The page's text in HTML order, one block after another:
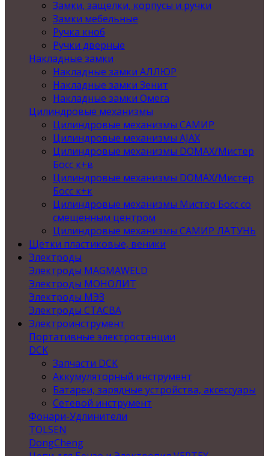
Замки, защелки, корпусы и ручки
Замки мебельные
Ручка кноб
Ручки дверные
Накладные замки
Накладные замки АЛЛЮР
Накладные замки Зенит
Накладные замки Омега
Цилиндровые механизмы
Цилиндровые механизмы САМИР
Цилиндровые механизмы AJAX
Цилиндровые механизмы DOMAX/Мистер
Босс к+в
Цилиндровые механизмы DOMAX/Мистер
Босс к+к
Цилиндровые механизмы Мистер Босс со
смещенным центром
Цилиндровые механизмы САМИР ЛАТУНЬ
Щетки пластиковые, веники
Электроды
Электроды MAGMAWELD
Электроды МОНОЛИТ
Электроды МЭЗ
Электроды СТАСВА
Электроинструмент
Портативные электростанции
DCK
Запчасти DCK
Аккумуляторный инструмент
Батареи, зарядные устройства, аксессуары
Сетевой инструмент
Фонари-Удлинители
TOLSEN
DongCheng